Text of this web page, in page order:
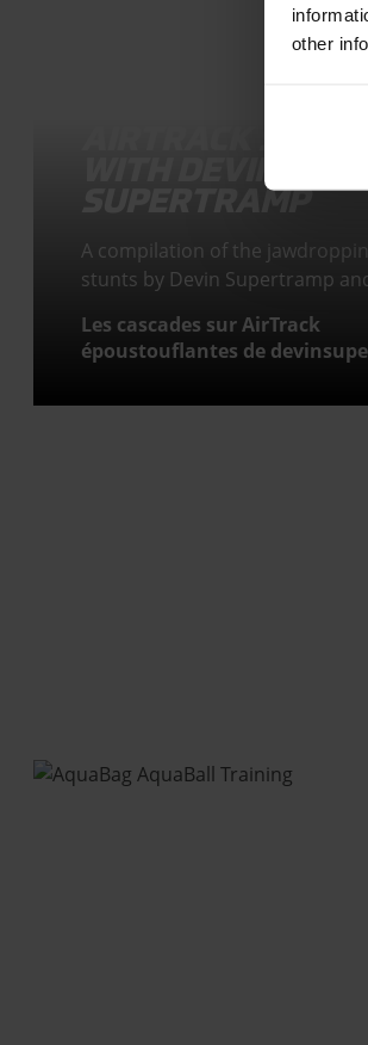
other
A compilation of the
stunts by Devin Supertramp
Les cascades sur AirTrack
époustouflantes de